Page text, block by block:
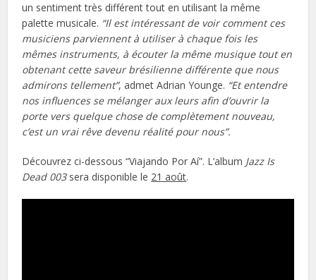
un sentiment très différent tout en utilisant la même
palette musicale. “Il est intéressant de voir comment ces
musiciens parviennent à utiliser à chaque fois les
mêmes instruments, à écouter la même musique tout en
obtenant cette saveur brésilienne différente que nous
admirons tellement”, admet Adrian Younge. “Et entendre
nos influences se mélanger aux leurs afin d’ouvrir la
porte vers quelque chose de complètement nouveau,
c’est un vrai rêve devenu réalité pour nous”.
Découvrez ci-dessous “Viajando Por Aí”. L’album Jazz Is
Dead 003sera disponible le 21 août.